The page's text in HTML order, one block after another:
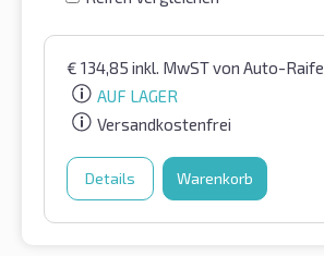
€ 134,85 inkl. MwSTvon Auto-
AUF LAGER
Versandkostenfrei
Details Warenkorb